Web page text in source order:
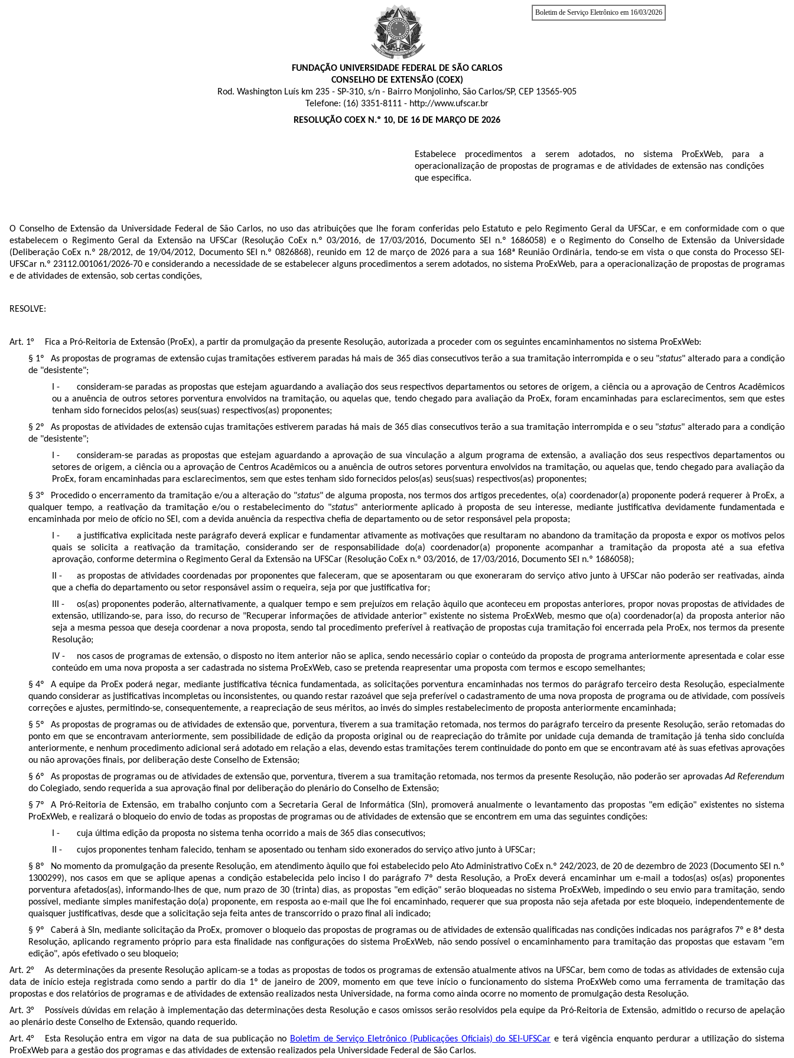
Boletim de Serviço Eletrônico em 16/03/2026
FUNDAÇÃO UNIVERSIDADE FEDERAL DE SÃO CARLOS
CONSELHO DE EXTENSÃO (COEX)
Rod. Washington Luís km 235 - SP-310, s/n - Bairro Monjolinho, São Carlos/SP, CEP 13565-905
Telefone: (16) 3351-8111 - http://www.ufscar.br
RESOLUÇÃO COEX N.º 10, DE 16 DE MARÇO DE 2026
Estabelece procedimentos a serem adotados, no sistema ProExWeb, para a
operacionalização de propostasde programas e de atividades de extensão nas condições
que especifica.
O Conselho de Extensãoda Universidade Federal de São Carlos, no uso das atribuições que lhe foram conferidas pelo Estatuto e pelo Regimento Geral da UFSCar, e em conformidade com o que
estabelecem o Regimento Geral da Extensão na UFSCar (Resolução CoEx n.º 03/2016, de 17/03/2016, Documento SEI n.º 1686058) e o Regimento do Conselho de Extensão da Universidade
(Deliberação CoEx n.º 28/2012, de 19/04/2012, Documento SEI n.º 0826868), reunido em 12 de março de 2026para a sua 168ª Reunião Ordinária, tendo-se em vista o que consta do Processo SEI-
UFSCar n.º23112.001061/2026-70 e considerando a necessidade de se estabelecer alguns procedimentos a serem adotados, no sistema ProExWeb, para a operacionalização de propostas de programas
e de atividades de extensão, sob certas condições,
RESOLVE:
Fica a Pró-Reitoria de Extensão (ProEx), a partir da promulgação da presente Resolução, autorizada a proceder com os seguintes encaminhamentos no sistema ProExWeb:
As propostas de programas de extensão cujas tramitações estiverem paradas há mais de 365 dias consecutivos terão a sua tramitação interrompida e o seu "status" alterado para a condição
de "desistente";
consideram-se paradas as propostas que estejam aguardando a avaliação dos seus respectivos departamentos ou setores de origem, a ciência ou a aprovação de Centros Acadêmicos
ou a anuência de outros setores porventura envolvidos na tramitação, ou aquelas que, tendo chegado para avaliação da ProEx, foram encaminhadas para esclarecimentos, sem que estes
tenham sido fornecidos pelos(as) seus(suas) respectivos(as) proponentes;
As propostas de atividades de extensão cujas tramitações estiverem paradas há mais de 365 dias consecutivos terão a sua tramitação interrompida e o seu "status" alterado para a condição
de "desistente";
consideram-se paradas as propostas que estejam aguardando a aprovação de sua vinculação a algum programa de extensão, a avaliação dos seus respectivos departamentos ou
setores de origem, a ciência ou a aprovação de Centros Acadêmicos ou a anuência de outros setores porventura envolvidos na tramitação, ou aquelas que, tendo chegado para avaliação da
ProEx, foram encaminhadas para esclarecimentos, sem que estes tenham sido fornecidos pelos(as) seus(suas) respectivos(as) proponentes;
Procedido o encerramento da tramitação e/ou a alteração do "status" de alguma proposta, nos termos dos artigos precedentes, o(a) coordenador(a) proponente poderá requerer à ProEx, a
qualquer tempo, a reativação da tramitação e/ou o restabelecimento do "status" anteriormente aplicado à propostade seu interesse, mediante justificativa devidamente fundamentada e
encaminhada por meio de ofício no SEI, com a devida anuência da respectiva chefia de departamento ou de setor responsável pela proposta;
a justificativa explicitada neste parágrafo deverá explicar e fundamentar ativamente as motivações que resultaram no abandono da tramitação da propostae expor os motivos pelos
quais se solicita a reativação da tramitação, considerando ser de responsabilidade do(a) coordenador(a) proponente acompanhar a tramitação da proposta até a sua efetiva
aprovação, conforme determina o Regimento Geral da Extensão na UFSCar (Resolução CoEx n.º 03/2016, de 17/03/2016, Documento SEI n.º 1686058);
as propostas de atividades coordenadas por proponentes que faleceram, que se aposentaram ou que exoneraram do serviço ativo junto à UFSCar não poderão ser reativadas, ainda
que a chefia do departamento ou setor responsável assim o requeira, seja por que justificativa for;
os(as) proponentes poderão, alternativamente, a qualquer tempo e sem prejuízos em relação àquilo que aconteceu em propostas anteriores, propor novas propostas de atividades de
extensão, utilizando-se, para isso, do recurso de "Recuperar informações de atividade anterior" existente no sistema ProExWeb, mesmo que o(a) coordenador(a) da proposta anterior não
seja a mesma pessoa que deseja coordenar a nova proposta, sendo tal procedimento preferível à reativação de propostas cuja tramitação foi encerrada pela ProEx, nos termos da presente
Resolução;
nos casos de programas de extensão, o disposto no item anterior não se aplica, sendo necessário copiar o conteúdo da proposta de programa anteriormente apresentada e colar esse
conteúdo em uma nova proposta a ser cadastrada no sistema ProExWeb, caso se pretenda reapresentar uma proposta com termos e escopo semelhantes;
A equipe da ProEx poderá negar, mediante justificativa técnica fundamentada, as solicitações porventura encaminhadas nos termos do parágrafo terceiro desta Resolução, especialmente
quando considerar as justificativas incompletas ou inconsistentes, ou quando restar razoável que seja preferível o cadastramento de uma nova proposta de programa ou de atividade, com possíveis
correções e ajustes, permitindo-se, consequentemente, a reapreciação de seus méritos, ao invés do simples restabelecimento de proposta anteriormente encaminhada;
As propostas de programas ou de atividades de extensão que, porventura, tiverem a sua tramitação retomada, nos termos do parágrafo terceiro da presente Resolução, serão retomadas do
ponto em que se encontravam anteriormente, sem possibilidade de edição da proposta original ou de reapreciação do trâmite por unidade cuja demanda de tramitação já tenha sido concluída
anteriormente, e nenhum procedimento adicional será adotado em relação a elas, devendo estas tramitações terem continuidade do ponto em que se encontravam até às suas efetivas aprovações
ou não aprovações finais, por deliberação deste Conselho de Extensão;
As propostasde programas ou de atividades de extensão que, porventura, tiverem a sua tramitação retomada, nos termos da presente Resolução, não poderão ser aprovadasAd Referendum
do Colegiado, sendo requerida a sua aprovação final por deliberação do plenário do Conselho de Extensão;
A Pró-Reitoria de Extensão, em trabalho conjunto com a Secretaria Geral de Informática (SIn), promoverá anualmente o levantamento das propostas "em edição" existentes no sistema
ProExWeb, e realizará o bloqueio do envio de todas as propostas de programas ou de atividades de extensão que se encontrem em uma das seguintes condições:
cuja última edição da proposta no sistema tenha ocorrido a mais de 365 dias consecutivos;
cujos proponentes tenham falecido, tenham se aposentado ou tenham sido exonerados do serviço ativo junto à UFSCar;
No momento da promulgação da presente Resolução, em atendimento àquilo que foi estabelecido pelo Ato Administrativo CoEx n.º 242/2023, de 20 de dezembro de 2023 (Documento SEI n.º
1300299), nos casos em que se aplique apenas a condição estabelecida pelo inciso I do parágrafo 7º desta Resolução, a ProEx deverá encaminhar um e-mail a todos(as) os(as) proponentes
porventura afetados(as), informando-lhes de que, num prazo de 30 (trinta) dias, as propostas "em edição" serão bloqueadas no sistema ProExWeb, impedindo o seu envio para tramitação, sendo
possível, mediante simples manifestação do(a) proponente, em resposta ao e-mail que lhe foi encaminhado, requerer que sua proposta não seja afetada por este bloqueio, independentemente de
quaisquer justificativas, desde que a solicitação seja feita antes de transcorrido o prazo final ali indicado;
Caberá à SIn, mediante solicitação da ProEx, promover o bloqueio das propostas de programas ou de atividades de extensão qualificadas nas condições indicadas nos parágrafos 7º e 8ª desta
Resolução, aplicando regramento próprio para esta finalidade nas configurações do sistema ProExWeb, não sendo possível o encaminhamento para tramitação das propostas que estavam "em
edição", após efetivado o seu bloqueio;
As determinações da presente Resolução aplicam-se a todas as propostas de todos os programas de extensão atualmente ativos na UFSCar, bem como de todas as atividades de extensão cuja
data de início esteja registrada como sendo a partir do dia 1º de janeiro de 2009, momento em que teve início o funcionamento do sistema ProExWeb como uma ferramenta de tramitação das
propostas e dos relatórios de programas e de atividades de extensão realizados nesta Universidade, na forma como ainda ocorre no momento de promulgação desta Resolução.
Possíveis dúvidas em relação à implementação das determinações desta Resolução ecasos omissos serão resolvidos pela equipe da Pró-Reitoria de Extensão, admitido o recurso de apelação
ao plenário deste Conselho de Extensão, quando requerido.
Esta Resolução entra em vigor na data de sua publicação no Boletim de Serviço Eletrônico (Publicações Oficiais) do SEI-UFSCar e terá vigência enquanto perdurar a utilização do sistema
ProExWeb para a gestão dos programas e das atividades de extensão realizados pela Universidade Federal de São Carlos.